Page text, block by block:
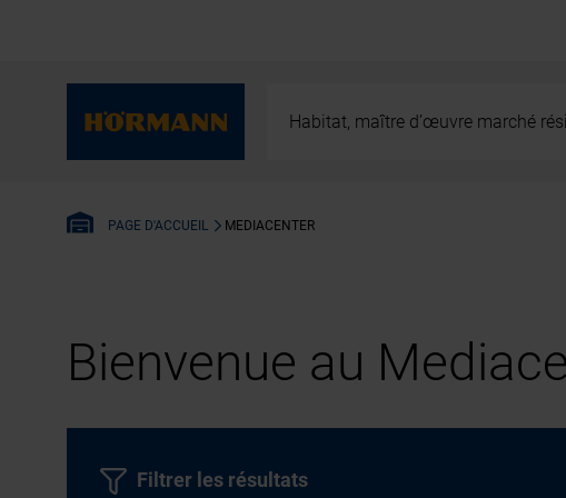
Habitat, maître d’œuvre marché
PAGE D'ACCUEIL MEDIACENTER
Bienvenue au
Filtrer les résultats